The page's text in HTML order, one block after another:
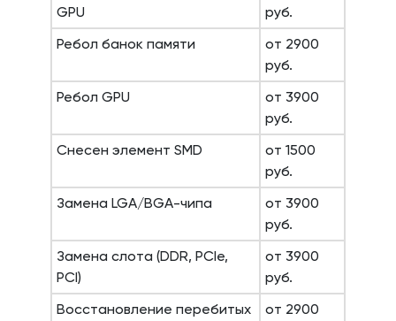
GPU
руб.
Ребол банок памяти
от 2900
руб.
Ребол GPU
от 3900
руб.
Снесен элемент SMD
от 1500
руб.
Замена LGA/BGA-чипа
от 3900
руб.
Замена слота (DDR, PCIe,
PCI)
от 3900
руб.
Восстановление перебитых
от 2900